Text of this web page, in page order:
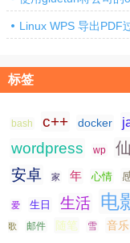
Linux WPS 导出PDF
标签
bash c++ docker
wordpress wp
安卓 家 年 心情
爱 生日 生活 电
歌 邮件 随笔 雪 音乐